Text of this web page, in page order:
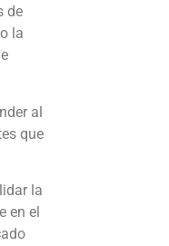
de
la
al
que
la
en el